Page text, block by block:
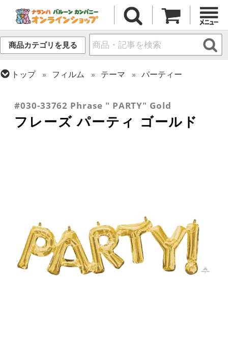
商品カテゴリを見る
トップ フィルム テーマ
パーティー
#030-33762 Phrase " PARTY" Gold
フレーズ パーティ ゴールド